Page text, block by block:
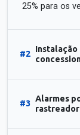
25% para os
#2
#3
Alarmes